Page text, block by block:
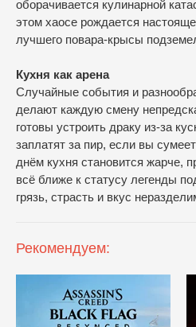
оборачивается кулинарной
этом хаосе рождается
лучшего повара-крысы
Кухня как арена
Случайные события и
делают каждую смену
готовы устроить драку из-за
заплатят за пир, если вы
днём кухня становится жарче,
всё ближе к статусу легенды
грязь, страсть и вкус
Рекомендуем: